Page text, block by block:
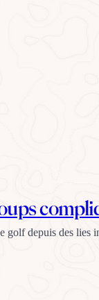
golf depuis des lies